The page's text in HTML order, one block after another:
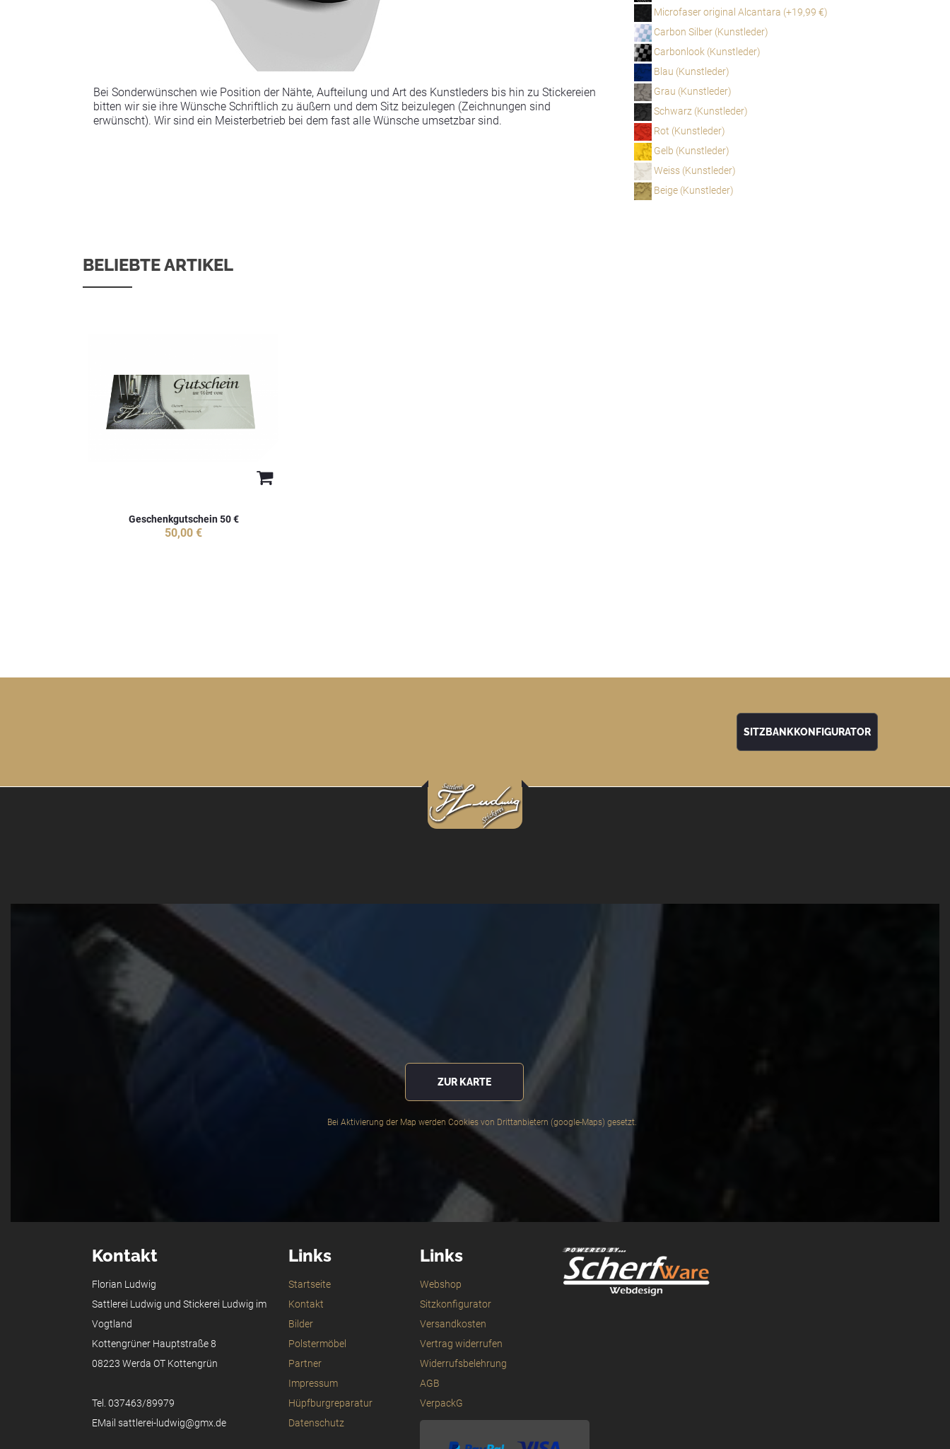
Bei Sonderwünschen wie Position der Nähte, Aufteilung und Art des Kunstleders bis hin zu Stickereien
bitten wir sie ihre Wünsche Schriftlich zu äußern und dem Sitz beizulegen (Zeichnungen sind
erwünscht). Wir sind ein Meisterbetrieb bei dem fast alle Wünsche umsetzbar sind.
Microfaser original Alcantara (+19,99 €)
Carbon Silber (Kunstleder)
Carbonlook (Kunstleder)
Blau (Kunstleder)
Grau (Kunstleder)
Schwarz (Kunstleder)
Rot (Kunstleder)
Gelb (Kunstleder)
Weiss (Kunstleder)
Beige (Kunstleder)
BELIEBTE ARTIKEL
Geschenkgutschein 50 €
50,00 €
SITZBANKKONFIGURATOR
ZUR KARTE
Kontakt
Florian Ludwig
Sattlerei Ludwig und Stickerei Ludwig im
Vogtland
Kottengrüner Hauptstraße 8
08223 Werda OT Kottengrün
Tel. 037463/89979
EMail sattlerei-ludwig@gmx.de
Links
Startseite
Kontakt
Bilder
Polstermöbel
Partner
Impressum
Hüpfburgreparatur
Datenschutz
Links
Webshop
Sitzkonfigurator
Versandkosten
Vertrag widerrufen
Widerrufsbelehrung
AGB
VerpackG